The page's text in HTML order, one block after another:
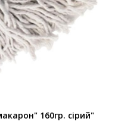
160гр. сірий"